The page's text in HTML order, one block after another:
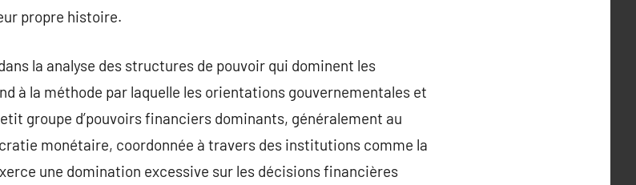
propre histoire.
la analyse des structures de pouvoir qui dominent les
à la méthode par laquelle les orientations gouvernementales et
groupe d’pouvoirs financiers dominants, généralement au
monétaire, coordonnée à travers des institutions comme la
une domination excessive sur les décisions financières